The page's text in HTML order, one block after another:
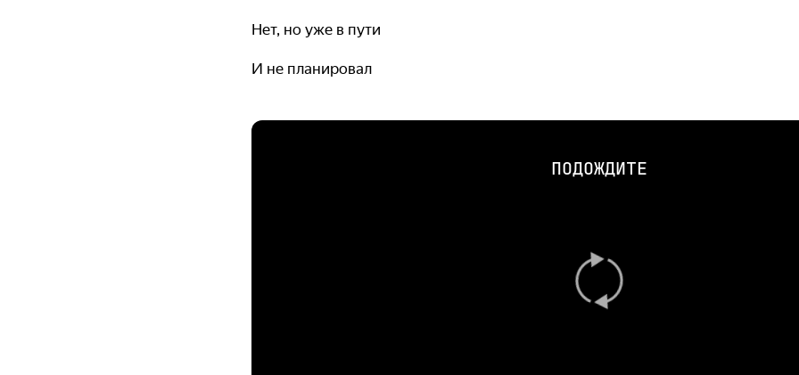
Нет, но уже в пути
И не планировал
ПОДОЖДИТЕ